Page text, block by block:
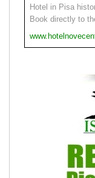
Hotel in Pisa
Book directly to